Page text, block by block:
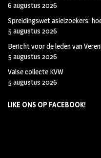
6 augustus 2026
Spreidingswet asielzoekers:
5 augustus 2026
Bericht voor de leden van
5 augustus 2026
Valse collecte KVW
5 augustus 2026
LIKE ONS OP FACEBOOK!